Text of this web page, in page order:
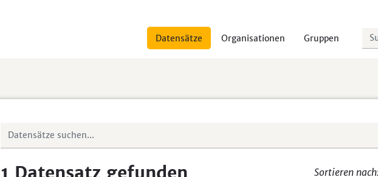
Datensätze Organisationen Gruppen
Sortieren nach